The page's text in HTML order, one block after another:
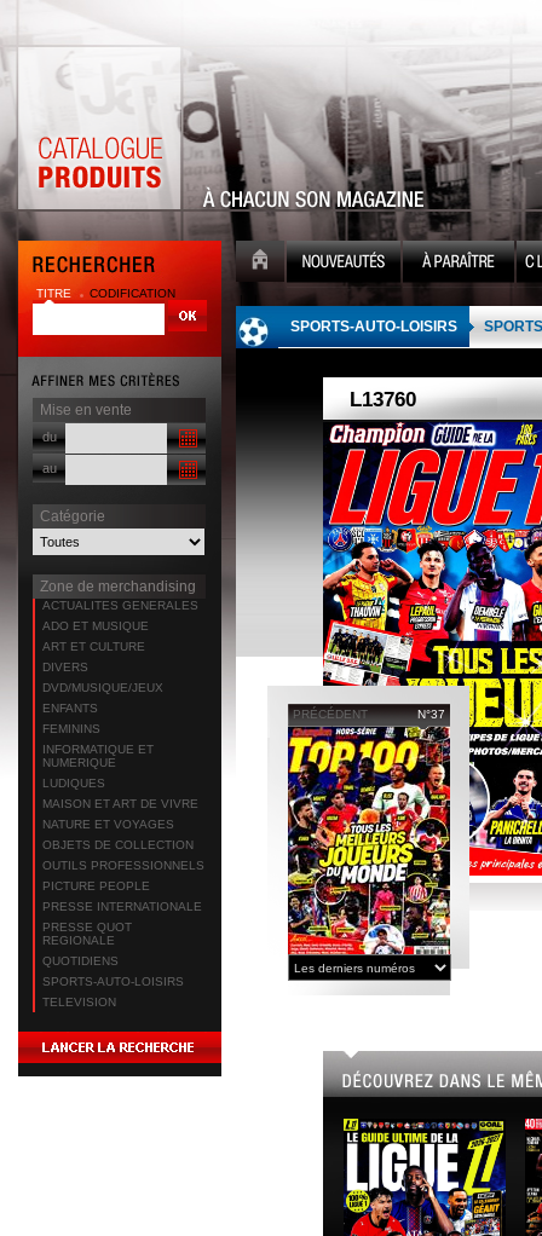
TITRE CODIFICATION
Mise en vente
du
au
Catégorie
Zone de merchandising
ACTUALITES GENERALES
ADO ET MUSIQUE
ART ET CULTURE
DIVERS
DVD/MUSIQUE/JEUX
ENFANTS
FEMININS
INFORMATIQUE ET
NUMERIQUE
LUDIQUES
MAISON ET ART DE VIVRE
NATURE ET VOYAGES
OBJETS DE COLLECTION
OUTILS PROFESSIONNELS
PICTURE PEOPLE
PRESSE INTERNATIONALE
PRESSE QUOT
REGIONALE
QUOTIDIENS
SPORTS-AUTO-LOISIRS
TELEVISION
SPORTS-AUTO-LOISIRS SPORTS
PRÉCÉDENT N°37